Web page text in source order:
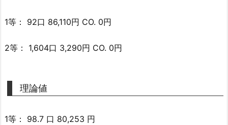
1等： 92口 86,110円 CO. 0円
2等： 1,604口 3,290円 CO. 0円
理論値
1等： 98.7 口 80,253 円